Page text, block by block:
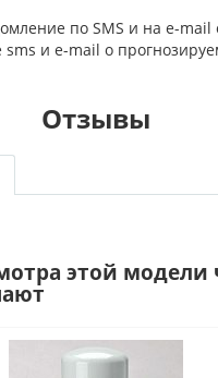
по SMS и на e-mail
sms и e-mail о
Отзывы
этой модели